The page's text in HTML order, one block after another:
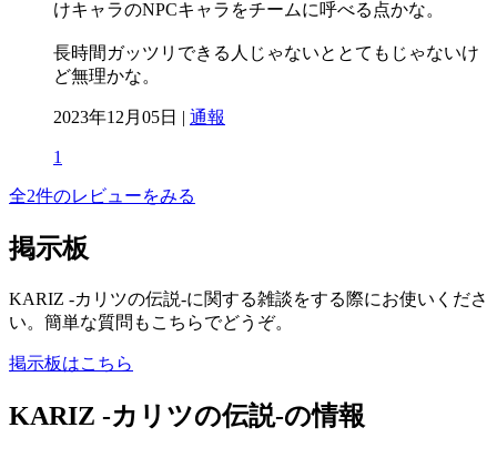
けキャラのNPCキャラをチームに呼べる点かな。
長時間ガッツリできる人じゃないととてもじゃないけ
ど無理かな。
2023年12月05日 | 通報
1
全2件のレビューをみる
掲示板
KARIZ -カリツの伝説-に関する雑談をする際にお使いくださ
い。簡単な質問もこちらでどうぞ。
掲示板はこちら
KARIZ -カリツの伝説-の情報